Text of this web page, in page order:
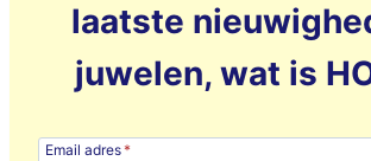
laatste
juwelen, wat is
Email adres*